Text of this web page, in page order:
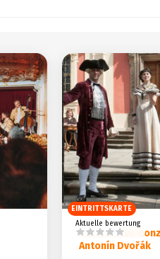
EINTRITTSKARTE
Klassisches
Antonín Dvořák
Aktuelle bewertung